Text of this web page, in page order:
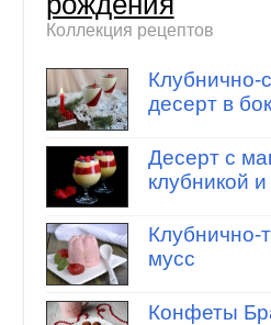
Коллекция рецептов
Клубнично-
десерт в
Десерт с
клубникой
Клубнично-
мусс
Конфеты